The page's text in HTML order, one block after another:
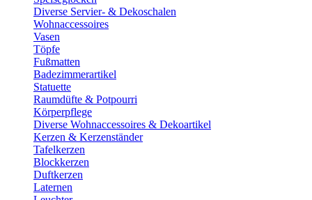
Diverse Servier- & Dekoschalen
Wohnaccessoires
Vasen
Töpfe
Fußmatten
Badezimmerartikel
Statuette
Raumdüfte & Potpourri
Körperpflege
Diverse Wohnaccessoires & Dekoartikel
Kerzen & Kerzenständer
Tafelkerzen
Blockkerzen
Duftkerzen
Laternen